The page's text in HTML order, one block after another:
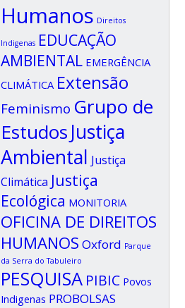
Humanos Direitos
Indigenas EDUCAÇÃO
AMBIENTAL EMERGÊNCIA
CLIMÁTICA Extensão
Feminismo Grupo de
EstudosJustiça
Ambiental Justiça
Climática Justiça
Ecológica MONITORIA
OFICINA DE DIREITOS
HUMANOS Oxford Parque
da Serra do Tabuleiro
PESQUISA PIBIC Povos
Indigenas PROBOLSAS